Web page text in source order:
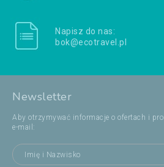
Napisz do nas:
bok@ecotravel.pl
Newsletter
Aby otrzymywać informacje o ofertach i
e-mail: